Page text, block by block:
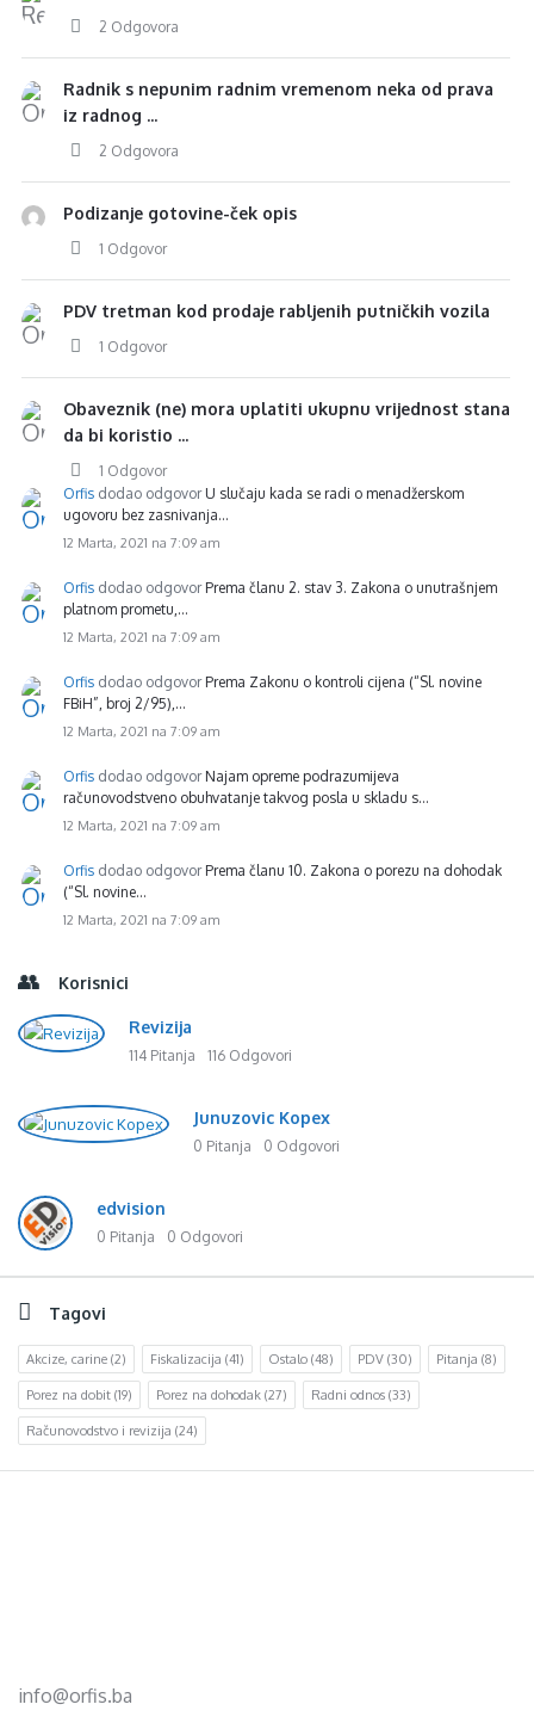
2 Odgovora
Radnik s nepunim radnim vremenom neka od prava
iz radnog ...
2 Odgovora
Podizanje gotovine-ček opis
1 Odgovor
PDV tretman kod prodaje rabljenih putničkih vozila
1 Odgovor
Obaveznik (ne) mora uplatiti ukupnu vrijednost stana
da bi koristio ...
1 Odgovor
Orfis dodao odgovor U slučaju kada se radi o menadžerskom
ugovoru bez zasnivanja…
12 Marta, 2021 na 7:09 am
Orfis dodao odgovor Prema članu 2. stav 3. Zakona o unutrašnjem
platnom prometu,…
12 Marta, 2021 na 7:09 am
Orfis dodao odgovor Prema Zakonu o kontroli cijena (“Sl. novine
FBiH”, broj 2/95),…
12 Marta, 2021 na 7:09 am
Orfis dodao odgovor Najam opreme podrazumijeva
računovodstveno obuhvatanje takvog posla u skladu s…
12 Marta, 2021 na 7:09 am
Orfis dodao odgovor Prema članu 10. Zakona o porezu na dohodak
(“Sl. novine…
12 Marta, 2021 na 7:09 am
Korisnici
Revizija
114 Pitanja 116 Odgovori
Junuzovic Kopex
0 Pitanja 0 Odgovori
edvision
0 Pitanja 0 Odgovori
Tagovi
Akcize, carine (2) Fiskalizacija (41) Ostalo (48) PDV (30) Pitanja (8)
Porez na dobit (19) Porez na dohodak (27) Radni odnos (33)
Računovodstvo i revizija (24)
info@orfis.ba